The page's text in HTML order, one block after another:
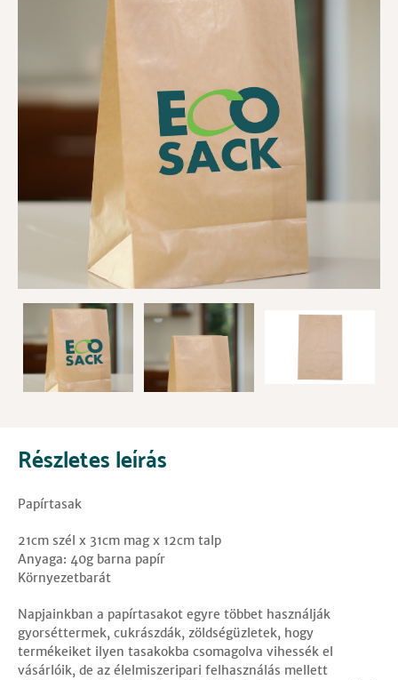
Részletes leírás
Papírtasak
21cm szél x 31cm mag x 12cm talp
Anyaga: 40g barna papír
Környezetbarát
Napjainkban a papírtasakot egyre többet használják
gyorséttermek, cukrászdák, zöldségüzletek, hogy
termékeiket ilyen tasakokba csomagolva vihessék el
vásárlóik, de az élelmiszeripari felhasználás mellett